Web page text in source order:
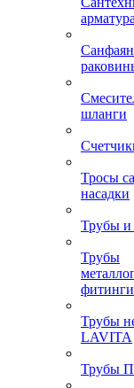
шланги
Тросы
насадки
Трубы и
Трубы
фитинги
Трубы
LAVITA
Трубы